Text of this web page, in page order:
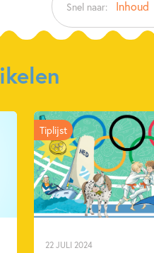
Snel naar: Inhoud
22 JULI 2024
Tiplijst